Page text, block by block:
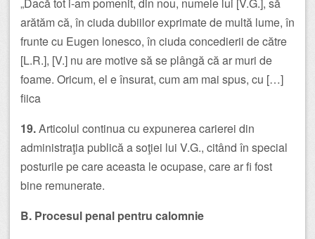
arătăm că, în ciuda dubiilor exprimate de multă lume, în
frunte cu Eugen lonesco, în ciuda concedierii de către
[L.R.], [V.] nu are motive să se plângă că ar muri de
foame. Oricum, el e însurat, cum am mai spus, cu […]
fiica
19.Articolul continua cu expunerea carierei din
administraţia publică a soţiei lui V.G., citând în special
posturile pe care aceasta le ocupase, care ar fi fost
bine remunerate.
B. Procesul penal pentru calomnie